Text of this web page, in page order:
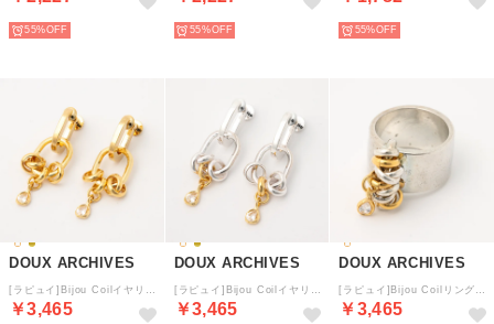
55% 55% 55%
DOUX ARCHIVES
￥3,465
DOUX ARCHIVES
￥3,465
DOUX ARCHIVES
￥3,465